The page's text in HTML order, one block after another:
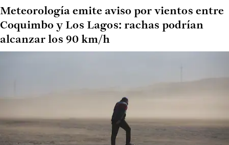
Meteorología emite aviso por vientos entre
Coquimbo y Los Lagos: rachas podrían
alcanzar los 90 km/h